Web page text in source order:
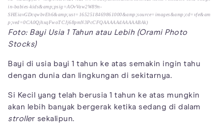
in-babies-kids&amp;psig=AOvVaw2W89n-
SHEiavGDcqwbvEh6&amp;ust=1652518469861000&amp;source=images&amp;cd=vfe&am
p;ved=0CA0QjhxqFwoTCJj68pmN3PcCFQAAAAAdAAAAABAk)
Foto: Bayi Usia 1 Tahun atau Lebih (Orami Photo
Stocks)
Bayi di usia bayi 1 tahun ke atas semakin ingin tahu
dengan dunia dan lingkungan di sekitarnya.
Si Kecil yang telah berusia 1 tahun ke atas mungkin
akan lebih banyak bergerak ketika sedang di dalam
stroller sekalipun.